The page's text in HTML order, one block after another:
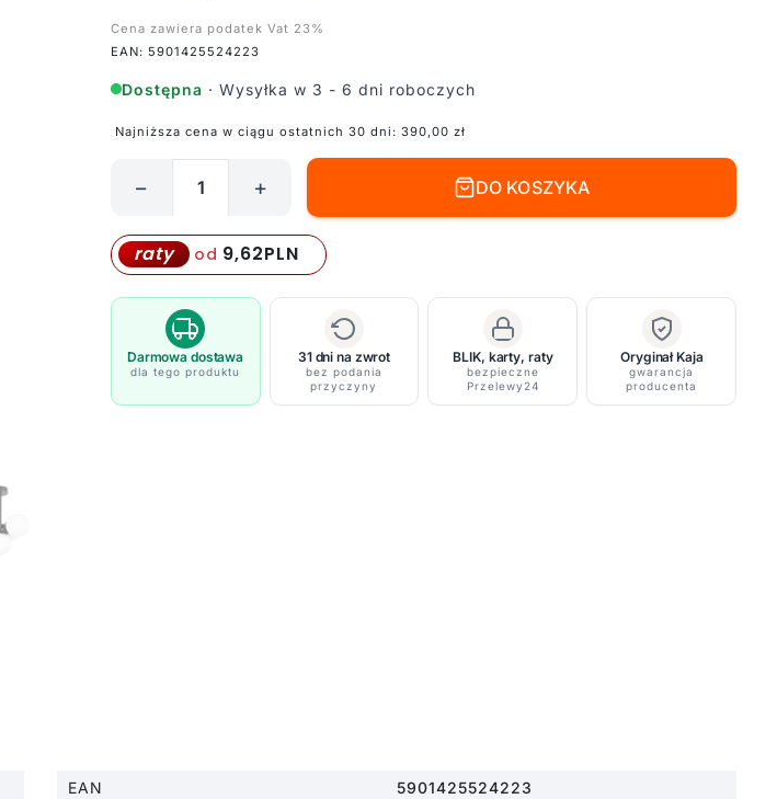
Cena zawiera podatek Vat 23%
EAN: 5901425524223
Dostępna · Wysyłka w 3 - 6 dni roboczych
Najniższa cena w ciągu ostatnich 30 dni: 390,00 zł
sufitowy
Inez
z
mlecznymi,
kulistymi
kloszami
− + DO KOSZYKA
raty od 9,62PLN
Darmowa dostawa
dla tego produktu
31 dni na zwrot
bez podania
przyczyny
BLIK, karty, raty
bezpieczne
Przelewy24
Oryginał Kaja
gwarancja
producenta
EAN
5901425524223